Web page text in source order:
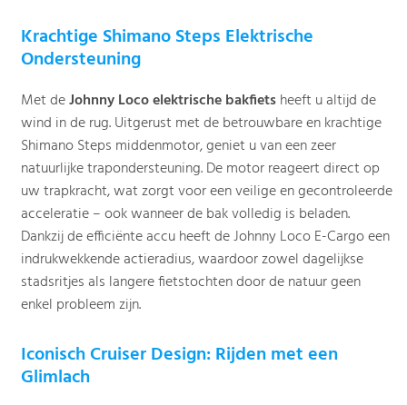
Krachtige Shimano Steps Elektrische
Ondersteuning
Met deJohnny Loco elektrische bakfietsheeft u altijd de
wind in de rug. Uitgerust met de betrouwbare en krachtige
Shimano Steps middenmotor, geniet u van een zeer
natuurlijke trapondersteuning. De motor reageert direct op
uw trapkracht, wat zorgt voor een veilige en gecontroleerde
acceleratie – ook wanneer de bak volledig is beladen.
Dankzij de efficiënte accu heeft de Johnny Loco E-Cargo een
indrukwekkende actieradius, waardoor zowel dagelijkse
stadsritjes als langere fietstochten door de natuur geen
enkel probleem zijn.
Iconisch Cruiser Design: Rijden met een
Glimlach